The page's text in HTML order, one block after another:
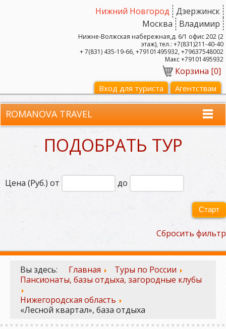
Дзержинск
Нижний Новгород
Владимир
Москва
Нижне-Волжская набережная,д. 6/1 офис 202 (2
этаж), тел.: +7(831)211-40-40
+ 7(831) 435-19-66, +79101495932, +79637548002
Макс +79101495932
Корзина [0]
Вход для туриста Агентствам
ROMANOVA TRAVEL
ПОДОБРАТЬ ТУР
Цена (Руб.) от до
Старт
Сбросить фильтр
Вы здесь: Главная
Туры по России
Пансионаты, базы отдыха, загородные клубы
Нижегородская область
«Лесной квартал», база отдыха